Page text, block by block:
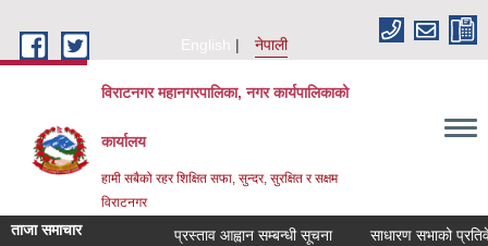
English
नेपाली
विराटनगर महानगरपालिका, नगर कार्यपालिकाको
कार्यालय
हामी सबैको रहर शिक्षित सफा, सुन्दर, सुरक्षित र सक्षम
विराटनगर
ताजा समाचार प्रस्ताव आह्वान सम्बन्धी सूचना साधारण सभाको